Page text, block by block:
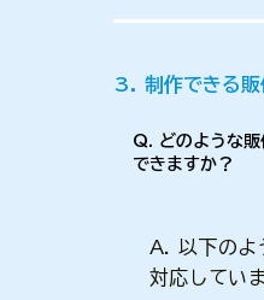
3. 制作できる販
Q. どのような
できますか？
A. 以下のよ
対応していま